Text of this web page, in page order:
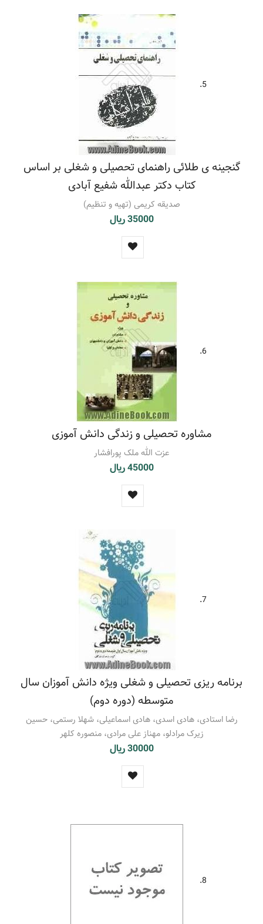
5.
گنجینه ی طلائی راهنمای تحصیلی و شغلی بر اساس
کتاب دکتر عبدالله شفیع آبادی
صدیقه کریمی (تهیه و تنظیم)
35000 ریال
6.
مشاوره تحصیلی و زندگی دانش آموزی
عزت الله ملک پورافشار
45000 ریال
7.
برنامه ریزی تحصیلی و شغلی ویژه دانش آموزان سال
متوسطه (دوره دوم)
رضا استادی، هادی اسدی، هادی اسماعیلی، شهلا رستمی، حسین
زیرک مرادلو، مهناز علی مرادی، منصوره کلهر
30000 ریال
8.